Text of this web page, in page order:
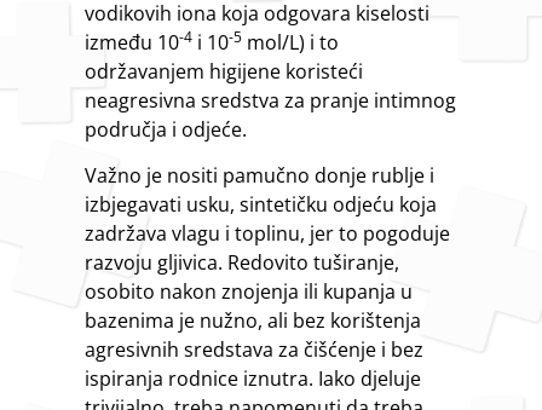
vodikovih iona koja odgovara kiselosti
između 10-4 i 10-5 mol/L) i to
održavanjem higijene koristeći
neagresivna sredstva za pranje intimnog
područja i odjeće.
Važno je nositi pamučno donje rublje i
izbjegavati usku, sintetičku odjeću koja
zadržava vlagu i toplinu, jer to pogoduje
razvoju gljivica. Redovito tuširanje,
osobito nakon znojenja ili kupanja u
bazenima je nužno, ali bez korištenja
agresivnih sredstava za čišćenje i bez
ispiranja rodnice iznutra. Iako djeluje